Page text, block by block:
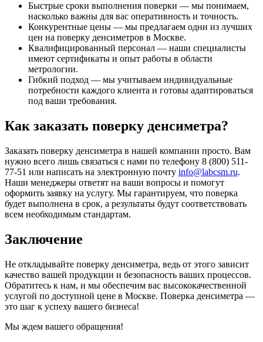
Быстрые сроки выполнения поверки — мы понимаем,
насколько важны для вас оперативность и точность.
Конкурентные цены — мы предлагаем одни из лучших
цен на поверку денсиметров в Москве.
Квалифицированный персонал — наши специалисты
имеют сертификаты и опыт работы в области
метрологии.
Гибкий подход — мы учитываем индивидуальные
потребности каждого клиента и готовы адаптироваться
под ваши требования.
Как заказать поверку денсиметра?
Заказать поверку денсиметра в нашей компании просто. Вам
нужно всего лишь связаться с нами по телефону 8 (800) 511-
77-51 или написать на электронную почту info@labcsm.ru.
Наши менеджеры ответят на ваши вопросы и помогут
оформить заявку на услугу. Мы гарантируем, что поверка
будет выполнена в срок, а результаты будут соответствовать
всем необходимым стандартам.
Заключение
Не откладывайте поверку денсиметра, ведь от этого зависит
качество вашей продукции и безопасность ваших процессов.
Обратитесь к нам, и мы обеспечим вас высококачественной
услугой по доступной цене в Москве. Поверка денсиметра —
это шаг к успеху вашего бизнеса!
Мы ждем вашего обращения!